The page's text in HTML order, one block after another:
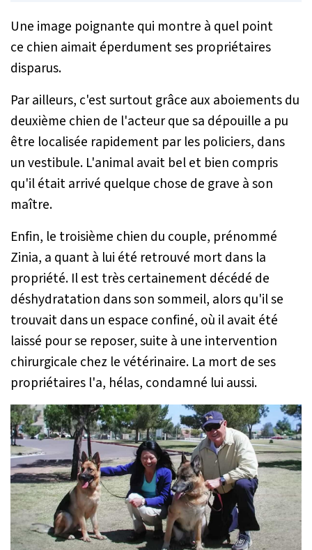
Une image poignante qui montre à quel point
ce chien aimait éperdument ses propriétaires
disparus.
Par ailleurs, c'est surtout grâce aux aboiements du
deuxième chien de l'acteur que sa dépouille a pu
être localisée rapidement par les policiers, dans
un vestibule. L'animal avait bel et bien compris
qu'il était arrivé quelque chose de grave à son
maître.
Enfin, le troisième chien du couple, prénommé
Zinia, a quant à lui été retrouvé mort dans la
propriété. Il est très certainement décédé de
déshydratation dans son sommeil, alors qu'il se
trouvait dans un espace confiné, où il avait été
laissé pour se reposer, suite à une intervention
chirurgicale chez le vétérinaire. La mort de ses
propriétaires l'a, hélas, condamné lui aussi.